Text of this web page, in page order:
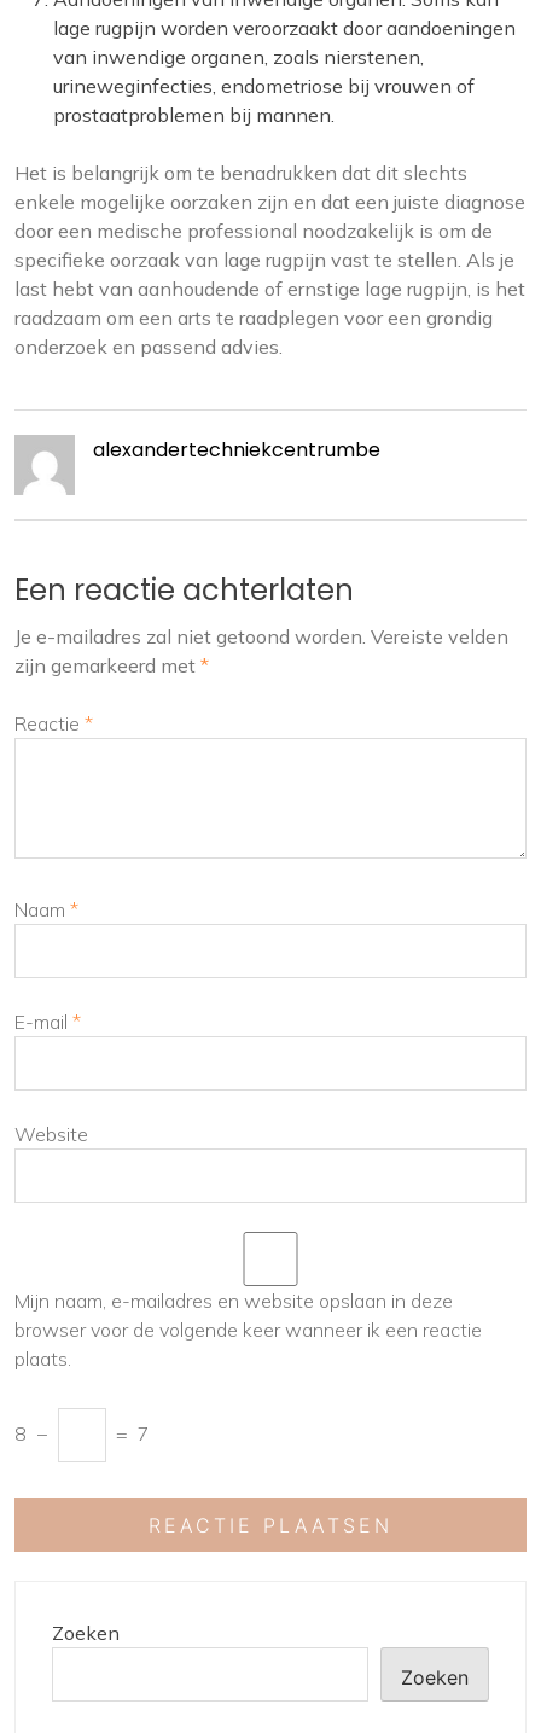
lage rugpijn worden veroorzaakt door aandoeningen
van inwendige organen, zoals nierstenen,
urineweginfecties, endometriose bij vrouwen of
prostaatproblemen bij mannen.
Het is belangrijk om te benadrukken dat dit slechts
enkele mogelijke oorzaken zijn en dat een juiste diagnose
door een medische professional noodzakelijk is om de
specifieke oorzaak van lage rugpijn vast te stellen. Als je
last hebt van aanhoudende of ernstige lage rugpijn, is het
raadzaam om een arts te raadplegen voor een grondig
onderzoek en passend advies.
alexandertechniekcentrumbe
Een reactie achterlaten
Je e-mailadres zal niet getoond worden. Vereiste velden
zijn gemarkeerd met *
Reactie *
Naam *
E-mail *
Website
Mijn naam, e-mailadres en website opslaan in deze
browser voor de volgende keer wanneer ik een reactie
plaats.
8 − = 7
Zoeken
Zoeken